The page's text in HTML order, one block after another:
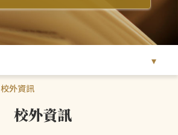
校外資訊
校外資訊